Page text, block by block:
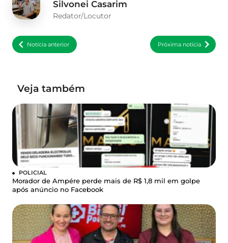
Silvonei Casarim
Redator/Locutor
Notícia anterior Próxima notícia
Veja também
POLICIAL
Morador de Ampére perde mais de R$ 1,8 mil em golpe
após anúncio no Facebook